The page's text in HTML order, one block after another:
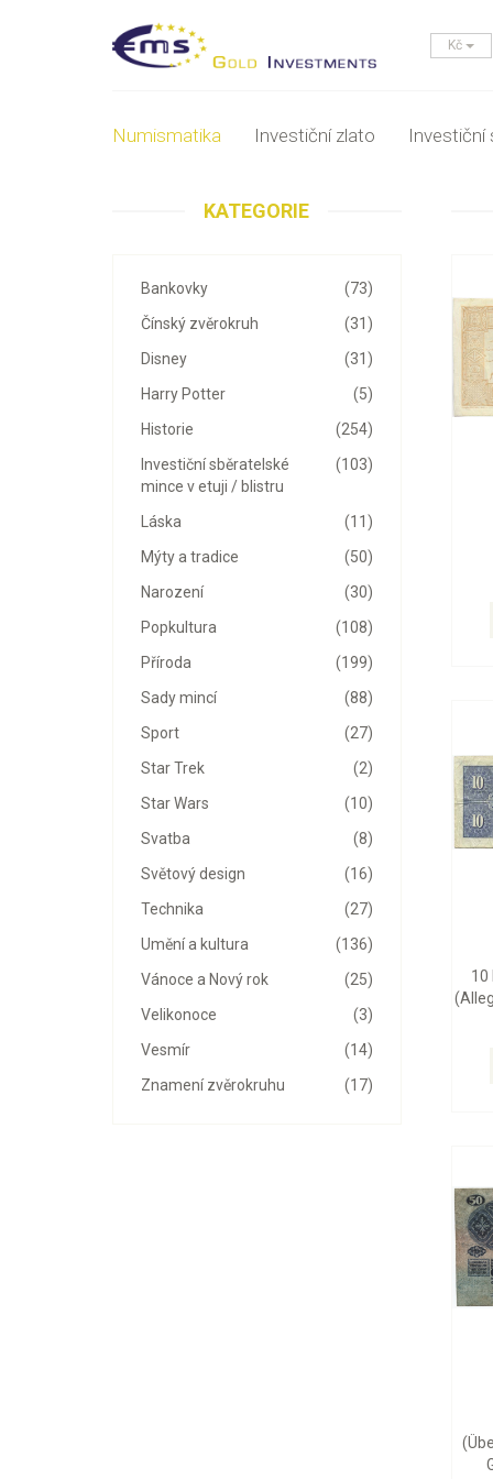
Kč
Numismatika Investiční zlato Investiční
KATEGORIE
(73)
Bankovky
(31)
Čínský zvěrokruh
(31)
Disney
(5)
Harry Potter
(254)
Historie
(103)
Investiční sběratelské
mince v etuji / blistru
(11)
Láska
(50)
Mýty a tradice
(30)
Narození
(108)
Popkultura
(199)
Příroda
(88)
Sady mincí
(27)
Sport
(2)
Star Trek
(10)
Star Wars
(8)
Svatba
(16)
Světový design
(27)
Technika
(136)
Umění a kultura
(25)
Vánoce a Nový rok
(3)
Velikonoce
(14)
Vesmír
(17)
Znamení zvěrokruhu
10